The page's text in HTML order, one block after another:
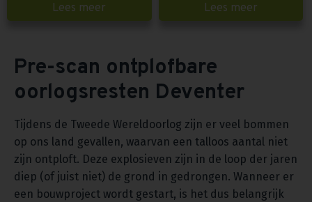
Lees meer Lees meer
Pre-scan ontplofbare
oorlogsresten Deventer
Tijdens de Tweede Wereldoorlog zijn er veel bommen
op ons land gevallen, waarvan een talloos aantal niet
zijn ontploft. Deze explosieven zijn in de loop der jaren
diep (of juist niet) de grond in gedrongen. Wanneer er
een bouwproject wordt gestart, is het dus belangrijk